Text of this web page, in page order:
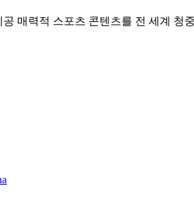
매력적 스포츠 콘텐츠를 전 세계 청